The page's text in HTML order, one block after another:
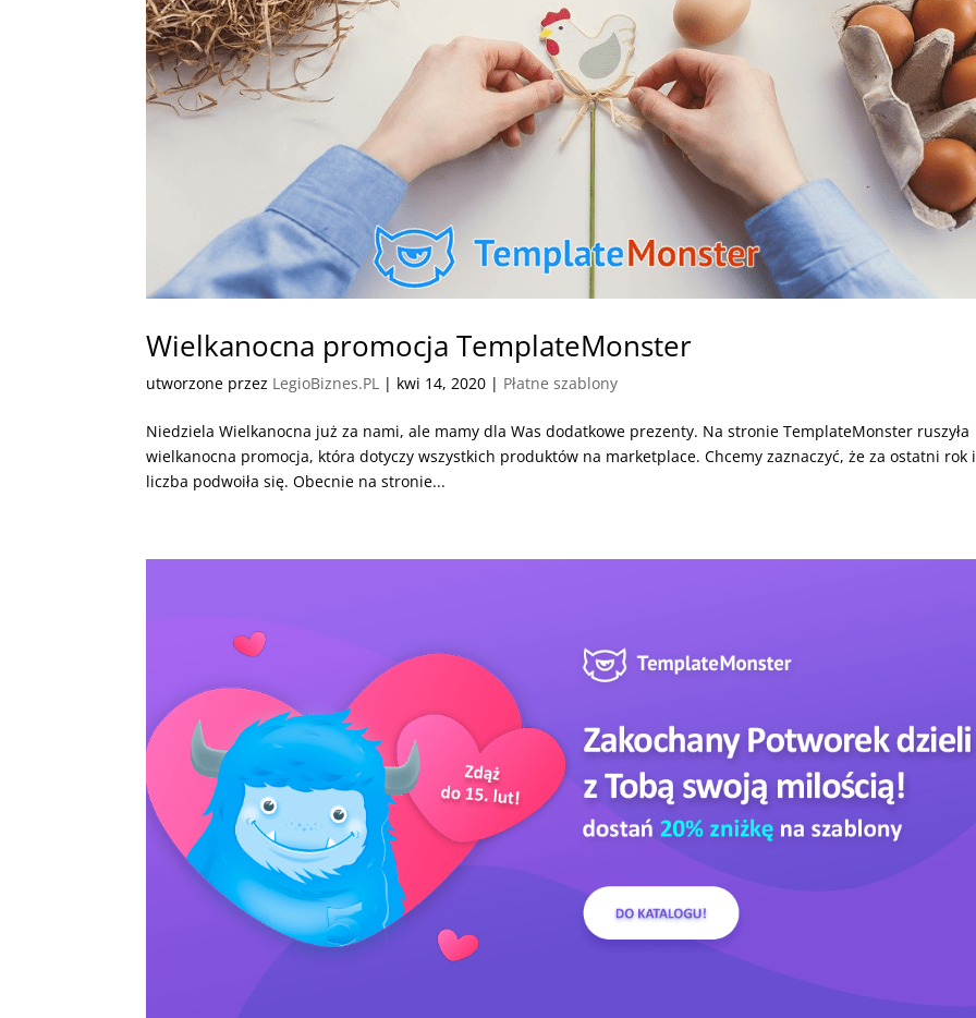
Wielkanocna promocja TemplateMonster
utworzone przez LegioBiznes.PL | kwi 14, 2020 | Płatne szablony
Niedziela Wielkanocna już za nami, ale mamy dla Was dodatkowe prezenty. Na stronie TemplateMonster ruszyła
wielkanocna promocja, która dotyczy wszystkich produktów na marketplace. Chcemy zaznaczyć, że za ostatni rok
liczba podwoiła się. Obecnie na stronie...